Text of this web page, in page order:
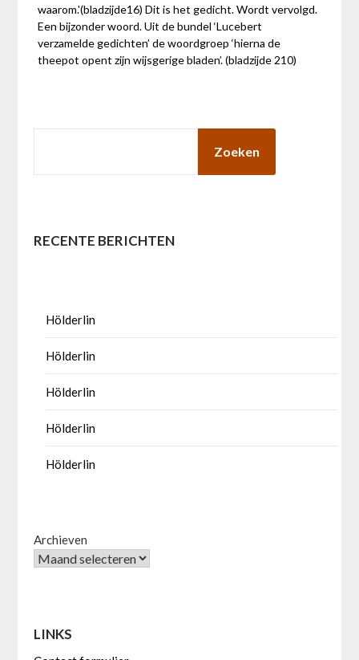
waarom.'(bladzijde16) Dit is het gedicht. Wordt vervolgd.
Een bijzonder woord. Uit de bundel ‘Lucebert
verzamelde gedichten’ de woordgroep ‘hierna de
theepot opent zijn wijsgerige bladen’. (bladzijde 210)
Zoeken
RECENTE BERICHTEN
Hölderlin
Hölderlin
Hölderlin
Hölderlin
Hölderlin
Archieven
LINKS